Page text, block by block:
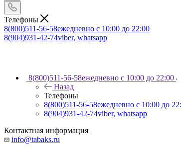
Телефоны
8(800)511-56-58ежедневно с 10:00 до 22:00
8(904)931-42-74viber, whatsapp
8(800)511-56-58ежедневно с 10:00 до 22:00
Назад
Телефоны
8(800)511-56-58ежедневно с 10:00 до
8(904)931-42-74viber, whatsapp
Контактная информация
info@tabaks.ru